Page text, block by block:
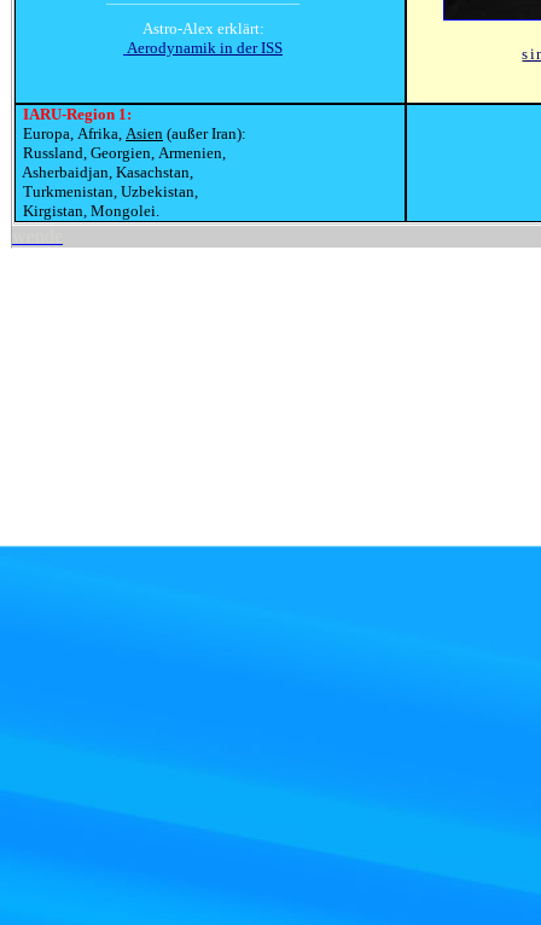
Astro-Alex erklärt:
Aerodynamik in der ISS
IARU-Region 1:
Europa, Afrika, Asien (außer Iran):
Russland, Georgien, Armenien,
Asherbaidjan, Kasachstan,
Turkmenistan, Uzbekistan,
Kirgistan, Mongolei.